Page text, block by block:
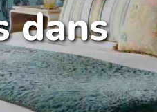
dans